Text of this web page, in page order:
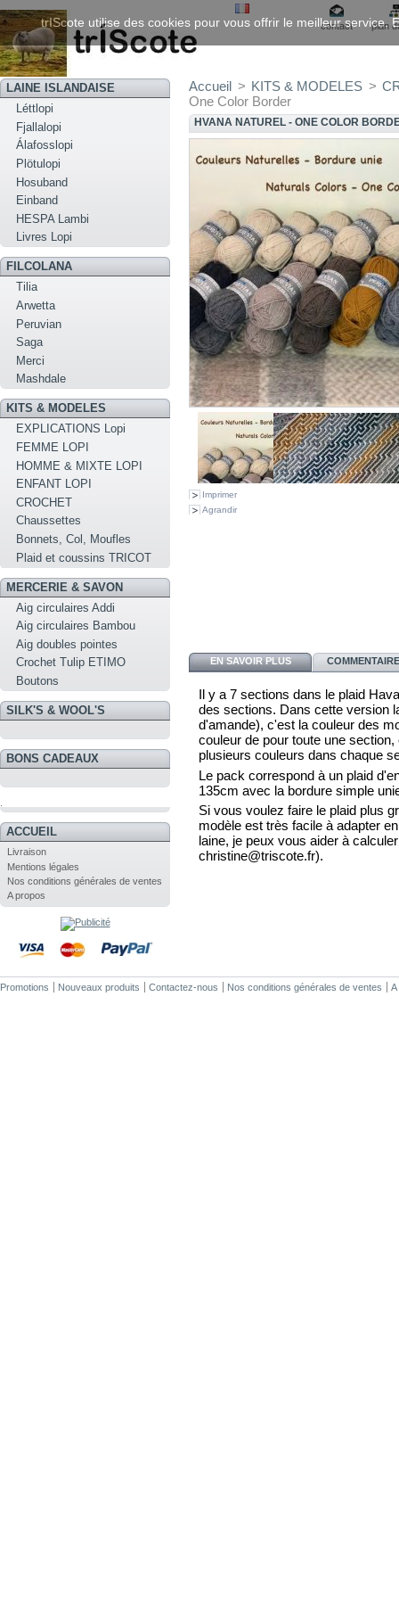
contact plan
LAINE ISLANDAISE
Léttlopi
Fjallalopi
Álafosslopi
Plötulopi
Hosuband
Einband
HESPA Lambi
Livres Lopi
FILCOLANA
Tilia
Arwetta
Peruvian
Saga
Merci
Mashdale
KITS & MODELES
EXPLICATIONS Lopi
FEMME LOPI
HOMME & MIXTE LOPI
ENFANT LOPI
CROCHET
Chaussettes
Bonnets, Col, Moufles
Plaid et coussins TRICOT
MERCERIE & SAVON
Aig circulaires Addi
Aig circulaires Bambou
Aig doubles pointes
Crochet Tulip ETIMO
Boutons
SILK'S & WOOL'S
BONS CADEAUX
ACCUEIL
Livraison
Mentions légales
Nos conditions générales de ventes
A propos
Accueil > KITS & MODELES >
One Color Border
HVANA NATUREL - ONE COLOR
Imprimer
Agrandir
EN SAVOIR PLUS
Il y a 7 sections dans le plaid
des sections. Dans cette version
d'amande), c'est la couleur des
couleur de pour toute une
plusieurs couleurs dans chaque
Le pack correspond à un plaid
135cm avec la bordure simple
Si vous voulez faire le plaid plus
modèle est très facile à adapter
laine, je peux vous aider à
christine@triscote.fr).
Promotions Nouveaux produits Contactez-nous Nos conditions générales de ventes A
trIScote utilise des cookies pour vous offrir le meilleur